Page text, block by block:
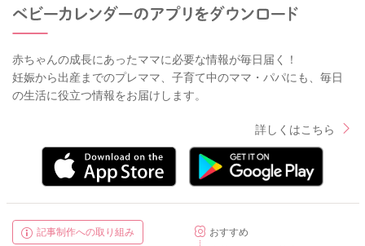
赤ちゃんの成長にあったママに必要な情報が毎日届く！
妊娠から出産までのプレママ、子育て中のママ・パパにも、毎日
の生活に役立つ情報をお届けします。
詳しくはこちら
記事制作への取り組み
おすすめ